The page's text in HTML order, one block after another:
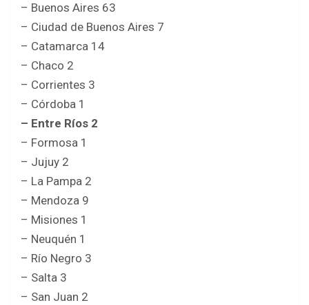
– Buenos Aires 63
– Ciudad de Buenos Aires 7
– Catamarca 14
– Chaco 2
– Corrientes 3
– Córdoba 1
– Entre Ríos 2
– Formosa 1
– Jujuy 2
– La Pampa 2
– Mendoza 9
– Misiones 1
– Neuquén 1
– Río Negro 3
– Salta 3
– San Juan 2